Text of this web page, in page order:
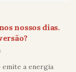
nossos dias.
a energia